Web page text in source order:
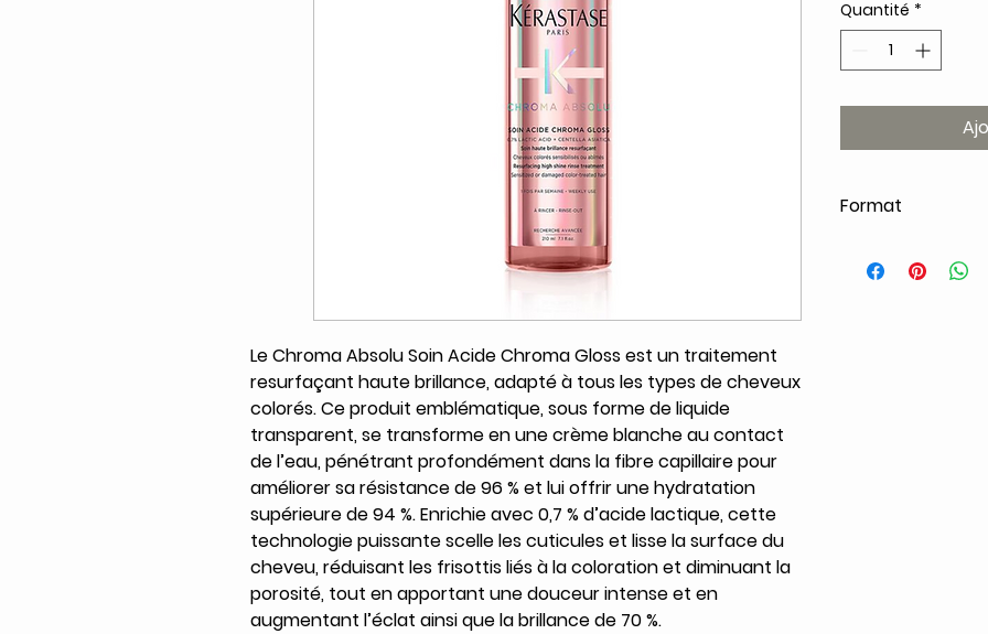
Le Chroma Absolu Soin Acide Chroma Gloss est un traitement
resurfaçant haute brillance, adapté à tous les types de cheveux
colorés. Ce produit emblématique, sous forme de liquide
transparent, se transforme en une crème blanche au contact
de l’eau, pénétrant profondément dans la fibre capillaire pour
améliorer sa résistance de 96 % et lui offrir une hydratation
supérieure de 94 %. Enrichie avec 0,7 % d’acide lactique, cette
technologie puissante scelle les cuticules et lisse la surface du
cheveu, réduisant les frisottis liés à la coloration et diminuant la
porosité, tout en apportant une douceur intense et en
augmentant l’éclat ainsi que la brillance de 70 %.
Quantité *
Format